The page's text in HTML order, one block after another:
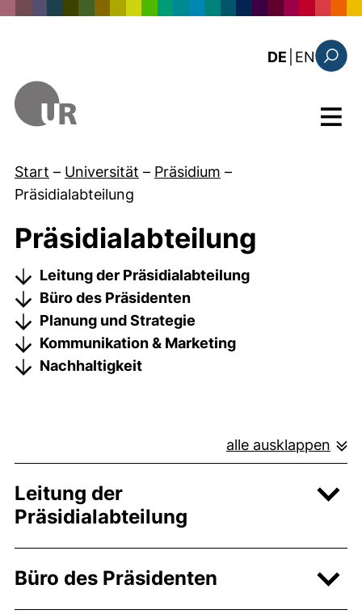
DE EN: this
Menü
Start – Universität – Präsidium –
Präsidialabteilung
Präsidialabteilung
Leitung der Präsidialabteilung
Büro des Präsidenten
Planung und Strategie
Kommunikation & Marketing
Nachhaltigkeit
alle ausklappen
Leitung der
Präsidialabteilung
Büro des Präsidenten